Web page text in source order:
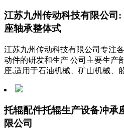
江苏九州传动科技有限公司
座轴承整体式
江苏九州传动科技有限公司专注
动件的研发和生产 公司主要生产
座,适用于石油机械、矿山机械、
托辊配件托辊生产设备冲承
限公司